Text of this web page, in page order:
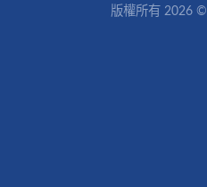
版權所有 2026 ©